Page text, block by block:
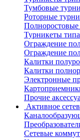
Тумбовые
Роторные
Полноростовые
Турникеты
Ограждение
Ограждение
Калитки
Калитки
Электронные
Прочие
Активное
Сетевые